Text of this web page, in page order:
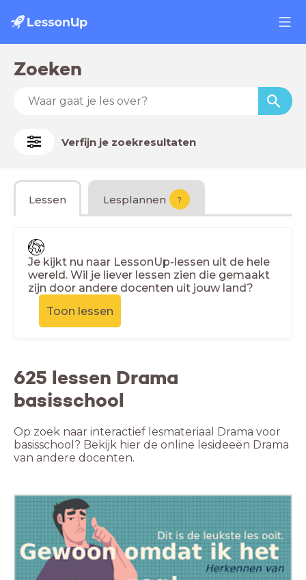
Zoeken
Verfijn je zoekresultaten
Lessen Lesplannen ?
Je kijkt nu naar LessonUp-lessen uit de hele
wereld. Wil je liever lessen zien die gemaakt
zijn door andere docenten uit jouw land?
Toon lessen
625 lessen Drama
basisschool
Op zoek naar interactief lesmateriaal Drama voor
basisschool? Bekijk hier de online lesideeën Drama
van andere docenten.